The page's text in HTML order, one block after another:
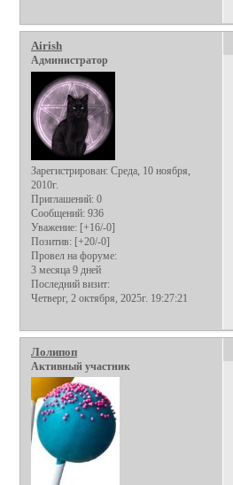
Airish
Администратор
Зарегистрирован: Среда, 10 ноября,
2010г.
Приглашений: 0
Сообщений: 936
Уважение: [+16/-0]
Позитив: [+20/-0]
Провел на форуме:
3 месяца 9 дней
Последний визит:
Четверг, 2 октября, 2025г. 19:27:21
Лолипоп
Активный участник